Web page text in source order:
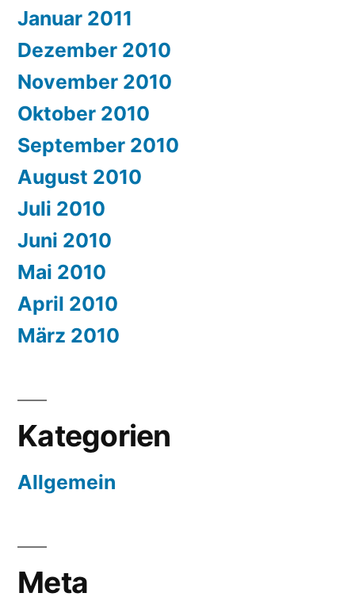
Januar 2011
Dezember 2010
November 2010
Oktober 2010
September 2010
August 2010
Juli 2010
Juni 2010
Mai 2010
April 2010
März 2010
Kategorien
Allgemein
Meta